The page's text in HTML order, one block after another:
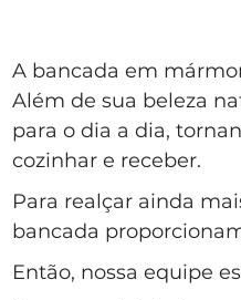
A bancada em
Além de sua beleza
para o dia a dia,
cozinhar e receber.
Para realçar ainda
bancada
Então, nossa equipe